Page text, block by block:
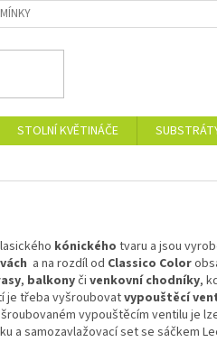
STOLNÍ KVĚTINÁČE
kónického tvaru a jsou
a na rozdíl od Classico Color
, balkonyči venkovní chodníky,
je třeba vyšroubovatvypouštěcí
vypouštěcím ventilu je
a samozavlažovací set se sáčkem